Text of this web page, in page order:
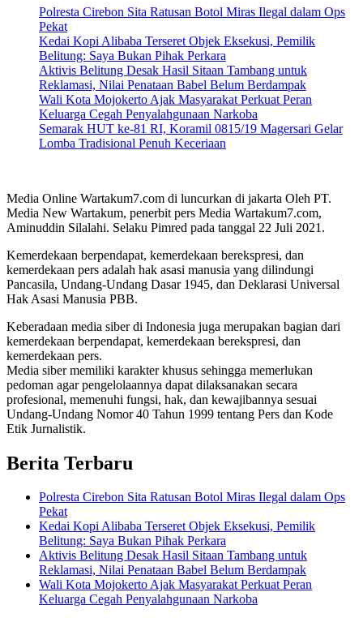
Polresta Cirebon Sita Ratusan Botol Miras Ilegal dalam Ops
Pekat
Kedai Kopi Alibaba Terseret Objek Eksekusi, Pemilik
Belitung: Saya Bukan Pihak Perkara
Aktivis Belitung Desak Hasil Sitaan Tambang untuk
Reklamasi, Nilai Penataan Babel Belum Berdampak
Wali Kota Mojokerto Ajak Masyarakat Perkuat Peran
Keluarga Cegah Penyalahgunaan Narkoba
Semarak HUT ke-81 RI, Koramil 0815/19 Magersari Gelar
Lomba Tradisional Penuh Keceriaan
Media Online Wartakum7.com di luncurkan di jakarta Oleh PT.
Media New Wartakum, penerbit pers Media Wartakum7.com,
Aminuddin Silalahi. Selaku Pimred pada tanggal 22 Juli 2021.
Kemerdekaan berpendapat, kemerdekaan berekspresi, dan
kemerdekaan pers adalah hak asasi manusia yang dilindungi
Pancasila, Undang-Undang Dasar 1945, dan Deklarasi Universal
Hak Asasi Manusia PBB.
Keberadaan media siber di Indonesia juga merupakan bagian dari
kemerdekaan berpendapat, kemerdekaan berekspresi, dan
kemerdekaan pers.
Media siber memiliki karakter khusus sehingga memerlukan
pedoman agar pengelolaannya dapat dilaksanakan secara
profesional, memenuhi fungsi, hak, dan kewajibannya sesuai
Undang-Undang Nomor 40 Tahun 1999 tentang Pers dan Kode
Etik Jurnalistik.
Berita Terbaru
Polresta Cirebon Sita Ratusan Botol Miras Ilegal dalam Ops
Pekat
Kedai Kopi Alibaba Terseret Objek Eksekusi, Pemilik
Belitung: Saya Bukan Pihak Perkara
Aktivis Belitung Desak Hasil Sitaan Tambang untuk
Reklamasi, Nilai Penataan Babel Belum Berdampak
Wali Kota Mojokerto Ajak Masyarakat Perkuat Peran
Keluarga Cegah Penyalahgunaan Narkoba